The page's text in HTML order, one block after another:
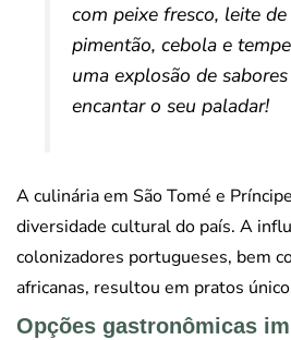
com peixe fresco, leite de
pimentão, cebola e
uma explosão de
encantar o seu paladar!
A culinária em São Tomé e
diversidade cultural do país. A
colonizadores portugueses, bem
africanas, resultou em pratos
Opções gastronômicas